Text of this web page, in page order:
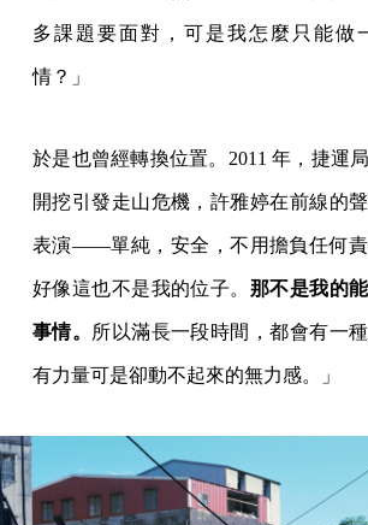
多課題要面對，可是我怎麼只能做
情？」
於是也曾經轉換位置。2011 年，捷運
開挖引發走山危機，許雅婷在前線的聲
表演——單純，安全，不用擔負任何
好像這也不是我的位子。 那不是我的
事情。 所以滿長一段時間，都會有一
有力量可是卻動不起來的無力感。」